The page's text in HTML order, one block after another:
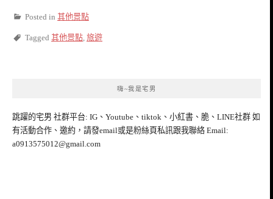
Posted in 其他景點
Tagged 其他景點 旅遊
嗨~我是宅男
跳躍的宅男 社群平台: IG、Youtube、tiktok、小紅書、脆、LINE社群 如
有活動合作、邀約，請發email或是粉絲頁私訊跟我聯絡 Email:
a0913575012@gmail.com